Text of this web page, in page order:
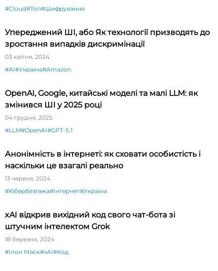
#Cloud#Топ#Шифрування
Упереджений ШІ, або Як технології призводять до
зростання випадків дискримінації
03 квітня, 2024
#AI#Україна#Amazon
OpenAI, Google, китайські моделі та малі LLM: як
змінився ШІ у 2025 році
04 грудня, 2025
#LLM#OpenAI#GPT-5.1
Анонімність в інтернеті: як сховати особистість і
наскільки це взагалі реально
13 червня, 2024
#Кібербезпека#Інтернет#Україна
xAI відкрив вихідний код свого чат-бота зі
штучним інтелектом Grok
18 березня, 2024
#Ілон Маск#xAI#Код